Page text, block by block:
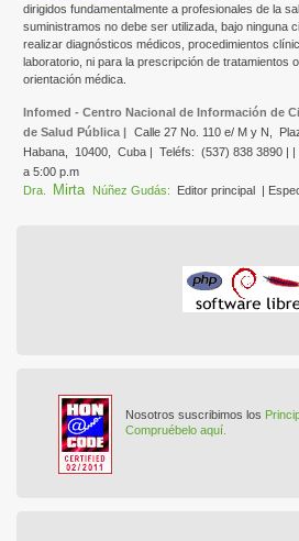
dirigidos fundamentalmente a profesionales de la
suministramos no debe ser utilizada, bajo ninguna
realizar diagnósticos médicos, procedimientos
laboratorio, ni para la prescripción de tratamientos
orientación médica.
Infomed - Centro Nacional de Información de
de Salud Pública | Calle 27 No. 110 e/ M y N,
Habana, 10400, Cuba | Teléfs: (537) 838 3890 | |
a 5:00 p.m
Dra.
Mirta Núñez Gudás: Editor principal |
Nosotros suscribimos los
Compruébelo aquí.